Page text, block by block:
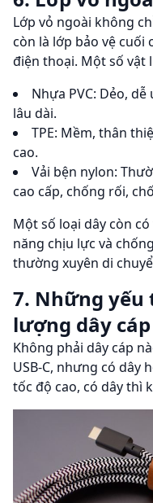
Lớp vỏ ngoài không
còn là lớp bảo vệ cuối
điện thoại. Một số vật
Nhựa PVC: Dẻo,
lâu dài.
TPE: Mềm, thân
cao.
Vải bện nylon:
cao cấp, chống rối,
Một số loại dây còn
năng chịu lực và
thường xuyên di
7. Những
lượng dây cáp
Không phải dây cáp
USB-C, nhưng có dây
tốc độ cao, có dây thì